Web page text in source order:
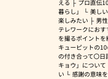
える
プロ直伝
暮らし」
美し
楽しみたい
男
テレワークにお
を撮るポイントを
キューピットの
の付き合って〇日
キョウ」について
い
感謝の意味